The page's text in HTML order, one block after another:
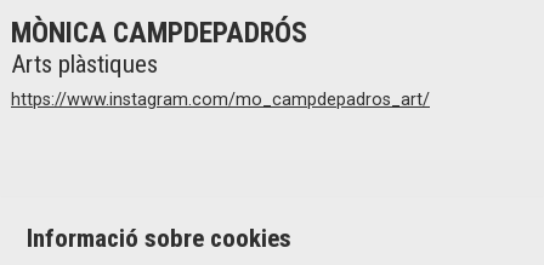
MÒNICA CAMPDEPADRÓS
Arts plàstiques
https://www.instagram.com/mo_campdepadros_art/
Informació sobre cookies